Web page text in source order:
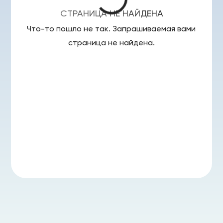
СТРАНИЦА НЕ НАЙДЕНА
Что-то пошло не так. Запрашиваемая вами
страница не найдена.